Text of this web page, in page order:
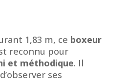
1,83 m, ce boxeur
reconnu pour
et méthodique. Il
ses